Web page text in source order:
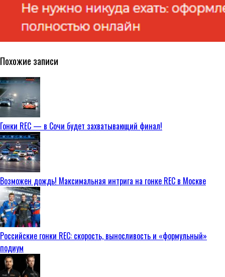
Похожие записи
Гонки REC — в Сочи будет захватывающий финал!
Возможен дождь! Максимальная интрига на гонке REC в Москве
Российские гонки REC: скорость, выносливость и «формульный»
подиум